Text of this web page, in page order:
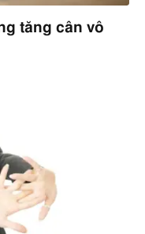
tăng cân vô